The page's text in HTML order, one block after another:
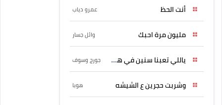
أنت الحظ عمرو دياب
مليون مرة احبك وائل جسار
ياللي تعبنا سنين في هواه جورج وسوف
وشربت حجرين ع الشيشه هوبا